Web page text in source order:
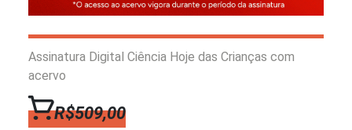
Assinatura Digital Ciência Hoje das Crianças com
acervo
R$509,00